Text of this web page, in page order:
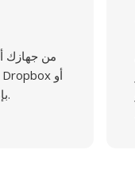
بإدخال رابط مباشر.